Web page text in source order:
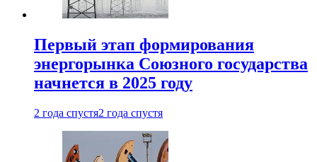
Первый этап формирования
энергорынка Союзного государства
начнется в 2025 году
2 года спустя2 года спустя